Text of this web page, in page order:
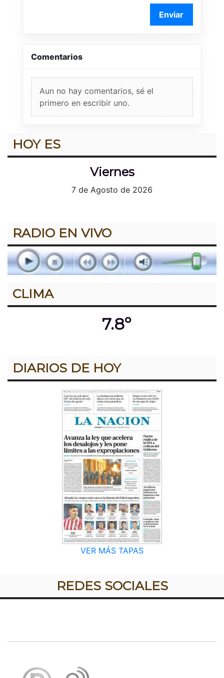
Enviar
Comentarios
Aun no hay comentarios, sé el
primero en escribir uno.
HOY ES
Viernes
7 de Agosto de 2026
RADIO EN VIVO
CLIMA
7.8º
DIARIOS DE HOY
VER MÁS TAPAS
REDES SOCIALES